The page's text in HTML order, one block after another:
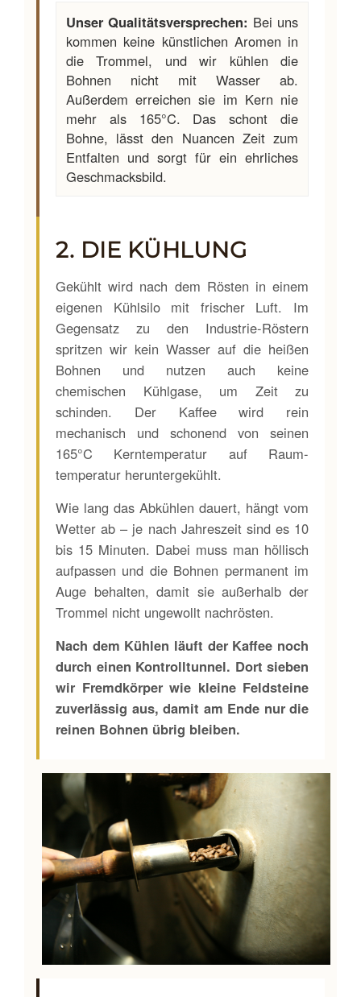
Unser Qualitätsversprechen: Bei uns
kommen keine künstlichen Aromen in
die Trommel, und wir kühlen die
Bohnen nicht mit Wasser ab.
Außerdem erreichen sie im Kern nie
mehr als 165°C. Das schont die
Bohne, lässt den Nuancen Zeit zum
Entfalten und sorgt für ein ehrliches
Geschmacksbild.
2. DIE KÜHLUNG
Gekühlt wird nach dem Rösten in einem
eigenen Kühlsilo mit frischer Luft. Im
Gegensatz zu den Industrie-Röstern
spritzen wir kein Wasser auf die heißen
Bohnen und nutzen auch keine
chemischen Kühlgase, um Zeit zu
schinden. Der Kaffee wird rein
mechanisch und schonend von seinen
165°C Kern­temperatur auf Raum­
temperatur heruntergekühlt.
Wie lang das Abkühlen dauert, hängt vom
Wetter ab – je nach Jahreszeit sind es 10
bis 15 Minuten. Dabei muss man höllisch
aufpassen und die Bohnen permanent im
Auge behalten, damit sie außerhalb der
Trommel nicht ungewollt nachrösten.
Nach dem Kühlen läuft der Kaffee noch
durch einen Kontroll­tunnel. Dort sieben
wir Fremd­körper wie kleine Feldsteine
zuverlässig aus, damit am Ende nur die
reinen Bohnen übrig bleiben.